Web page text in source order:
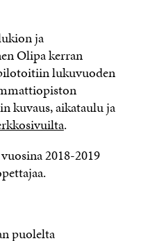
ja
Olipa kerran
lukuvuoden
kuvaus, aikataulu ja
.
2018-2019
puolelta